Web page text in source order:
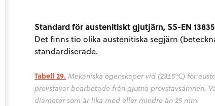
Standard för austenitiskt gjutjärn, SS-EN
Det finns tio olika austenitiska segjärn
standardiserade.
Tabell 29. Mekaniska egenskaper vid (23±5°C) för
provstavar bearbetade från gjutna provstavsämnen.
diameter som är lika med eller mindre än 25 mm.